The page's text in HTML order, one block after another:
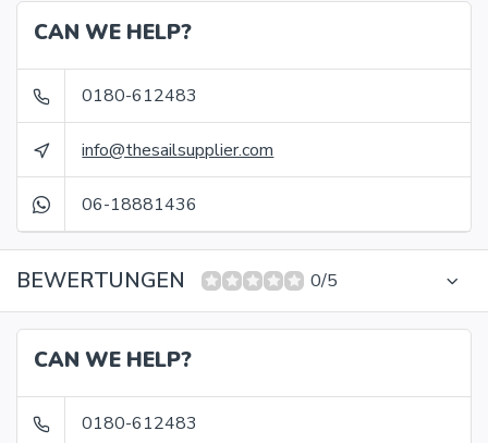
CAN WE HELP?
0180-612483
info@thesailsupplier.com
06-18881436
BEWERTUNGEN 0/5
CAN WE HELP?
0180-612483